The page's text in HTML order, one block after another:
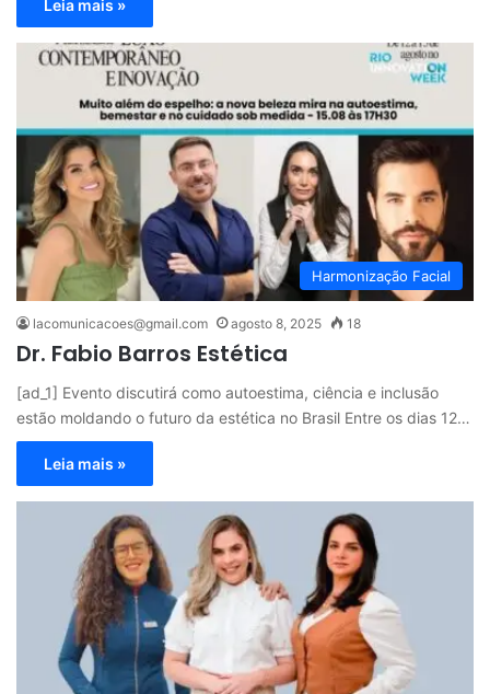
Leia mais »
Harmonização Facial
lacomunicacoes@gmail.com agosto 8, 2025 18
Dr. Fabio Barros Estética
[ad_1] Evento discutirá como autoestima, ciência e inclusão
estão moldando o futuro da estética no Brasil Entre os dias 12…
Leia mais »